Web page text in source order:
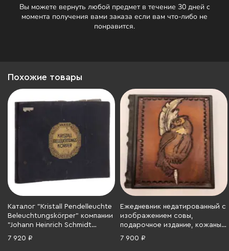
Вы можете вернуть любой предмет в течение 30 дней с
момента получения вами заказа если вам что-либо не
понравится.
Похожие товары
Каталог "Kristall Pendelleuchte
Beleuchtungskörper" компании
"Johann Heinrich Schmidt
Söhne" (хрустальные
7 920 ₽
Ежедневник недатированный с
изображением совы,
подарочное издание, кожаный
переплет, авторская ручная
7 900 ₽